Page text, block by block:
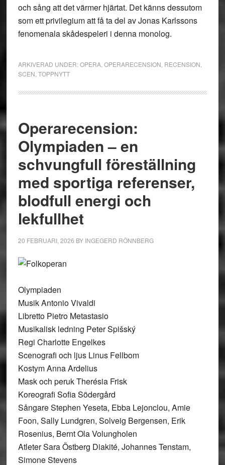
och sång att det värmer hjärtat. Det känns dessutom
som ett privilegium att få ta del av Jonas Karlssons
fenomenala skådespeleri i denna monolog.
ARKIVERAD UNDER:OPERA, OPERARECENSION RECENSION
SCEN TOPPNYTT
Operarecension:
Olympiaden – en
schvungfull föreställning
med sportiga referenser,
blodfull energi och
lekfullhet
20 FEBRUARI, 2026 BY INGEGERD RÖNNBERG
Olympiaden
Musik Antonio Vivaldi
Libretto Pietro Metastasio
Musikalisk ledning Peter Spišský
Regi Charlotte Engelkes
Scenografi och ljus Linus Fellbom
Kostym Anna Ardelius
Mask och peruk Therésia Frisk
Koreografi Sofia Södergård
Sångare Stephen Yeseta, Ebba Lejonclou, Amie
Foon, Sally Lundgren, Solveig Bergensen, Erik
Rosenius, Bernt Ola Volungholen
Atleter Sara Östberg Diakité, Johannes Tenstam,
Simone Stevens